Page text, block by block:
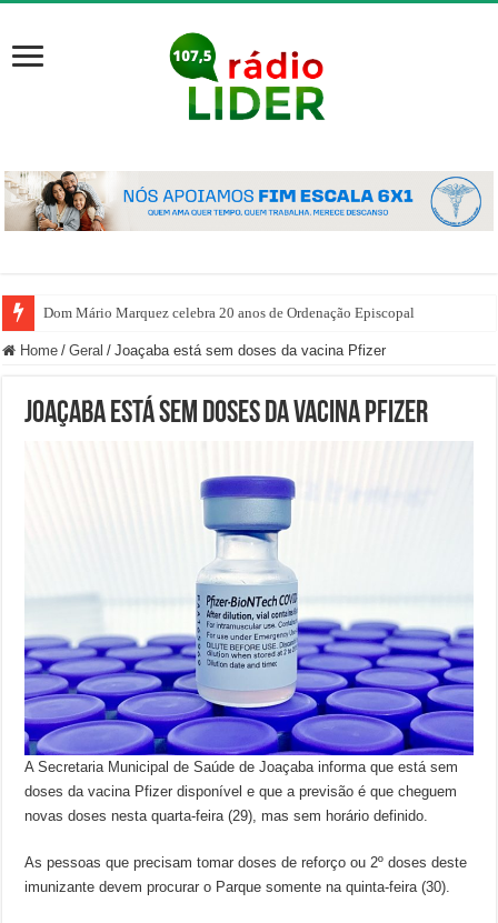
Dom Mário Marquez celebra 20 anos de Ordenação Episcopal
Home / Geral / Joaçaba está sem doses da vacina Pfizer
Joaçaba está sem doses da vacina Pfizer
A Secretaria Municipal de Saúde de Joaçaba informa que está sem
doses da vacina Pfizer disponível e que a previsão é que cheguem
novas doses nesta quarta-feira (29), mas sem horário definido.
As pessoas que precisam tomar doses de reforço ou 2º doses deste
imunizante devem procurar o Parque somente na quinta-feira (30).